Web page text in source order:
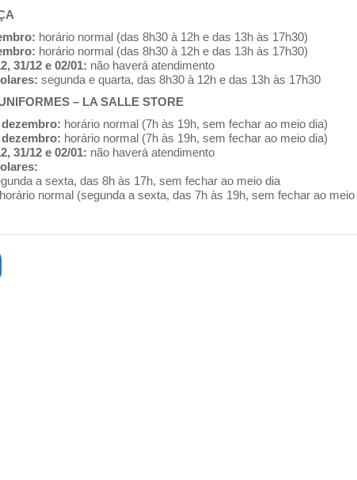
horário normal (das 8h30 à 12h e das 13h às 17h30)
horário normal (das 8h30 à 12h e das 13h às 17h30)
31/12 e 02/01: não haverá atendimento
segunda e quarta, das 8h30 à 12h e das 13h às 17h30
– LA SALLE STORE
dezembro: horário normal (7h às 19h, sem fechar ao meio dia)
dezembro: horário normal (7h às 19h, sem fechar ao meio dia)
31/12 e 02/01: não haverá atendimento
a sexta, das 8h às 17h, sem fechar ao meio dia
normal (segunda a sexta, das 7h às 19h, sem fechar ao meio